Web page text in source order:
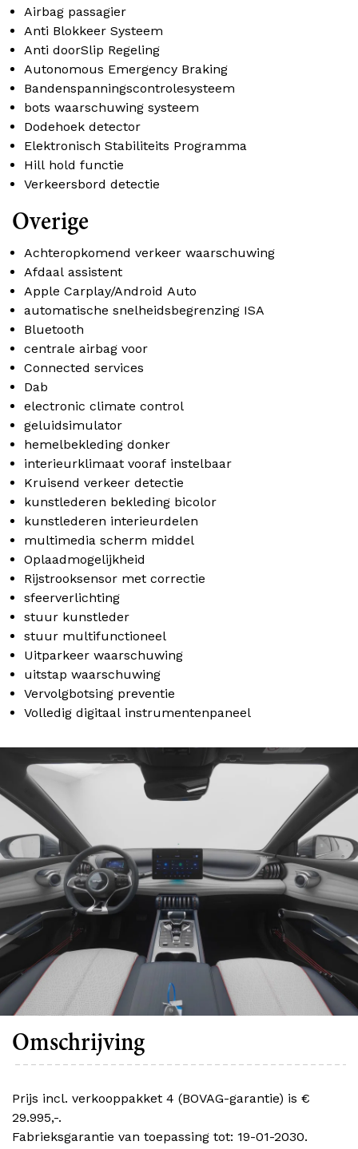
Airbag passagier
Anti Blokkeer Systeem
Anti doorSlip Regeling
Autonomous Emergency Braking
Bandenspanningscontrolesysteem
bots waarschuwing systeem
Dodehoek detector
Elektronisch Stabiliteits Programma
Hill hold functie
Verkeersbord detectie
Overige
Achteropkomend verkeer waarschuwing
Afdaal assistent
Apple Carplay/Android Auto
automatische snelheidsbegrenzing ISA
Bluetooth
centrale airbag voor
Connected services
Dab
electronic climate control
geluidsimulator
hemelbekleding donker
interieurklimaat vooraf instelbaar
Kruisend verkeer detectie
kunstlederen bekleding bicolor
kunstlederen interieurdelen
multimedia scherm middel
Oplaadmogelijkheid
Rijstrooksensor met correctie
sfeerverlichting
stuur kunstleder
stuur multifunctioneel
Uitparkeer waarschuwing
uitstap waarschuwing
Vervolgbotsing preventie
Volledig digitaal instrumentenpaneel
Omschrijving
Prijs incl. verkooppakket 4 (BOVAG-garantie) is €
29.995,-.
Fabrieksgarantie van toepassing tot: 19-01-2030.